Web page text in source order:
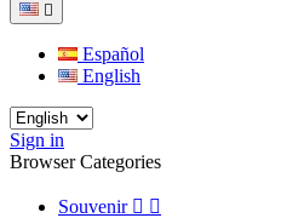

Español
English
Sign in
Browser Categories
Souvenir  